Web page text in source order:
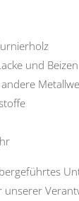
und Beizen
unserer